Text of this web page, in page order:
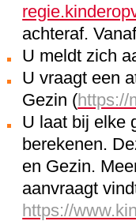
achteraf.
U meldt zich
U vraagt een
Gezin (https://
U laat bij elke
berekenen.
en Gezin.
aanvraagt
https://